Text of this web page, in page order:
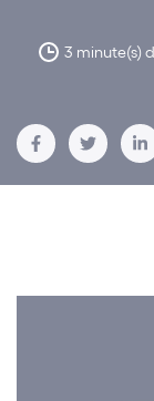
3 minute(s)